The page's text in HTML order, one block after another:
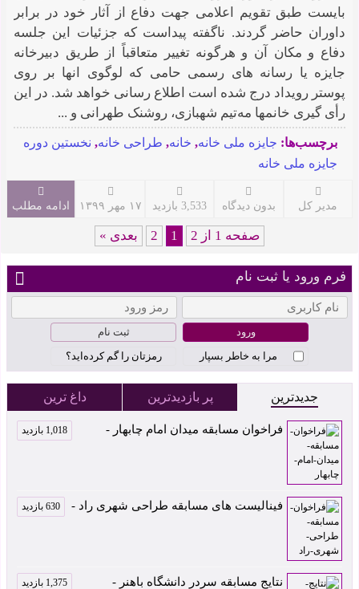
بایست طبق تقویم اعلامی جهت دفاع از آثار خود در برابر
داوران حاضر گردند. ناگفته پیداست که جزئیات این جلسه
دفاع و مکان آن و هرگونه تغییر متعاقباً از طریق دبیرخانه
جایزه یا رسانه های رسمی حامی که لوگوی انها بر روی
پوستر رویداد درج شده است اطلاع رسانی خواهد شد. در این
رأی گیری خانمها مه‌تیم شهبازی، روشنک طهرانی و ...
برچسب‌ها: جایزه ملی خانه, خانه, طراحی خانه, نخستین دوره
جایزه ملی خانه
مدیر کل بدون دیدگاه 3,533 بازدید ۱۷ مهر ۱۳۹۹ ادامه مطلب
صفحه 1 از 2 1
2 بعدی »
فرم ورود یا ثبت نام
ثبت نام
مرا به خاطر بسپار
رمزتان را گم کرده‌اید؟
جدیدترین پر بازدیدترین داغ ترین
فراخوان مسابقه میدان امام چابهار - 1,018 بازدید
فینالیست های مسابقه طراحی شهری راد - 630 بازدید
نتایج مسابقه سردر دانشگاه باهنر - 1,375 بازدید